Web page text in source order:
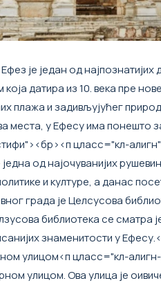
је један од
датира из 10. века пре
плажа и задивљујућег
места, у Ефесу има понешто
<п цласс="кл-
од најочуванијих
и културе, а данас
града је Целсусова
библиотека се
знаменитости у Ефесу.
улицом<п цласс="кл-
улицом. Ова улица је